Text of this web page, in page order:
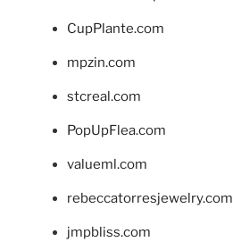
CupPlante.com
mpzin.com
stcreal.com
PopUpFlea.com
valueml.com
rebeccatorresjewelry.com
jmpbliss.com